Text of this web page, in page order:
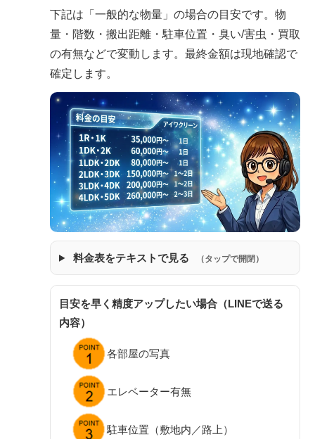
下記は「一般的な物量」の場合の目安です。物
量・階数・搬出距離・駐車位置・臭い/害虫・買取
の有無などで変動します。最終金額は現地確認で
確定します。
料金表をテキストで見る （タップで開閉）
目安を早く精度アップしたい場合（LINEで送る
内容）
各部屋の写真
エレベーター有無
駐車位置（敷地内／路上）